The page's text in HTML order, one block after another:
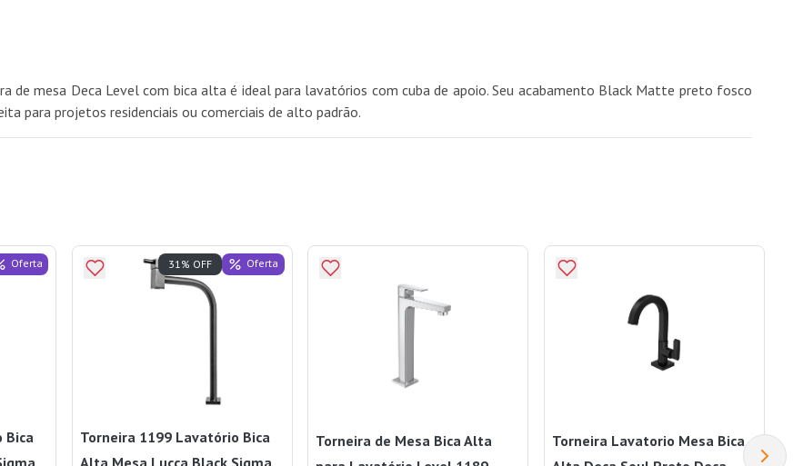
de mesa Deca Level com bica alta é ideal para lavatórios com cuba de apoio. Seu acabamento Black Matte preto fosco
para projetos residenciais ou comerciais de alto padrão.
Bica
Oferta
Torneira 1199 Lavatório Bica
Alta Mesa Lucca Black Sigma
31% OFF Oferta
Torneira de Mesa Bica Alta
Torneira Lavatorio Mesa Bica